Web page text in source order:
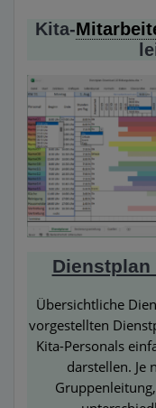
Kita-
Übersichtliche
vorgestellten
Kita-Personals
darstellen. Je